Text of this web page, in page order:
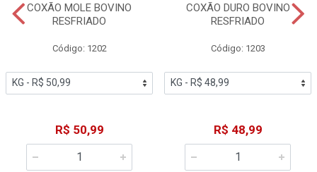
COXÃO MOLE BOVINO
RESFRIADO
Código: 1202
R$ 50,99
COXÃO DURO BOVINO
RESFRIADO
Código: 1203
R$ 48,99